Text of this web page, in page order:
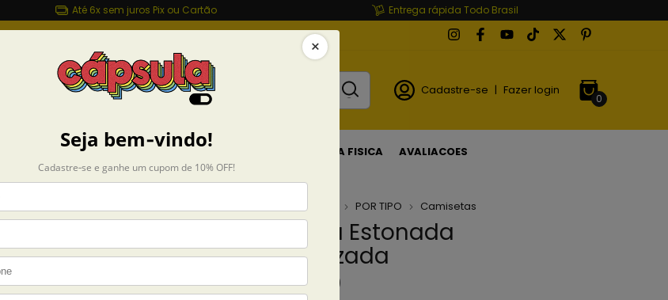
Até 6x sem juros Pix ou Cartão Entrega rápida Todo Brasil
Cadastre-se | Fazer login
0
ACESSÓRIOS CASA LOJA FISICA AVALIACOES
CAMISETAS POR TIPO Camisetas
Camiseta Estonada
Personalizada
(0)